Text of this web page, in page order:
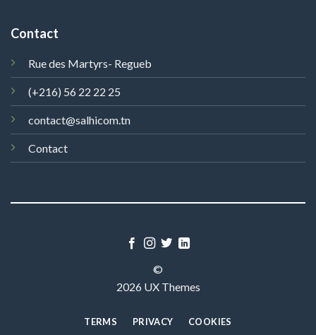
Contact
Rue des Martyrs- Regueb
(+216) 56 22 22 25
contact@salhicom.tn
Contact
©
2026 UX Themes
TERMS PRIVACY COOKIES